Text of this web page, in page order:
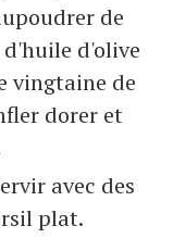
de
d'olive
vingtaine de
dorer et
avec des
plat.